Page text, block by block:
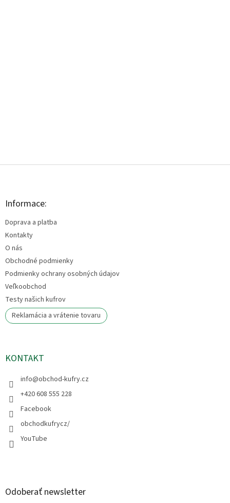
Z
Informace:
Doprava a platba
Kontakty
O nás
Obchodné podmienky
Podmienky ochrany osobných údajov
Veľkoobchod
Testy našich kufrov
Reklamácia a vrátenie tovaru
KONTAKT
info@obchod-kufry.cz
+420 608 555 228
Facebook
obchodkufrycz/
YouTube
Odoberať newsletter